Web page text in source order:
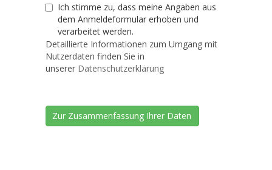
Ich stimme zu, dass meine Angaben aus
dem Anmeldeformular erhoben und
verarbeitet werden.
Detaillierte Informationen zum Umgang mit
Nutzerdaten finden Sie in
unserer Datenschutzerklärung